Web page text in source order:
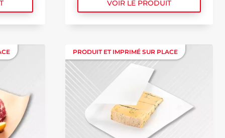
VOIR LE PRODUIT
PRODUIT ET IMPRIMÉ SUR PLACE
PRODUIT ET IMPRIMÉ SUR PLACE